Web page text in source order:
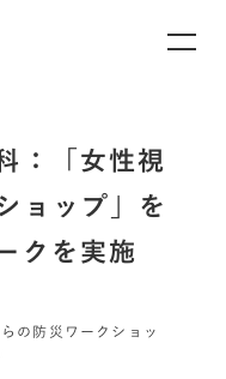
：「女性視
ョップ」を
クを実施
の防災ワークショッ